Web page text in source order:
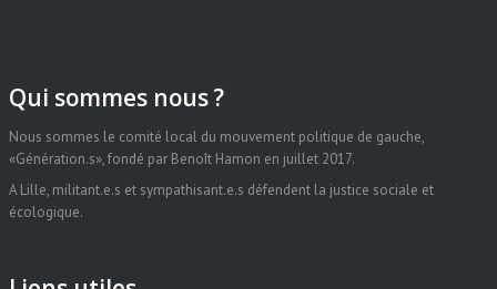
Qui sommes nous ?
Nous sommes le comité local du mouvement politique de gauche,
«Génération.s», fondé par Benoît Hamon en juillet 2017.
A Lille, militant.e.s et sympathisant.e.s défendent la justice sociale et
écologique.